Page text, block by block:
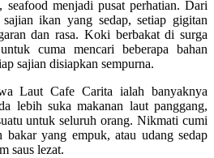
menjadi pusat perhatian. Dari
ikan yang sedap, setiap gigitan
dan rasa. Koki berbakat di surga
cuma mencari beberapa bahan
sajian disiapkan sempurna.
Laut Cafe Carita ialah banyaknya
lebih suka makanan laut panggang,
untuk seluruh orang. Nikmati cumi
bakar yang empuk, atau udang sedap
saus lezat.